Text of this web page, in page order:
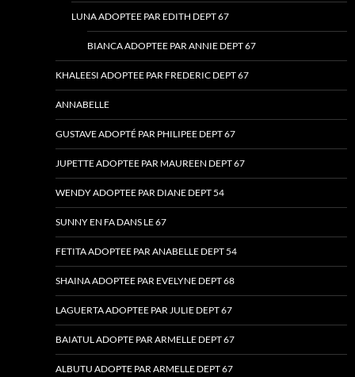
LUNA ADOPTEE PAR EDITH DEPT 67
BIANCA ADOPTEE PAR ANNIE DEPT 67
KHALEESI ADOPTEE PAR FREDERIC DEPT 67
ANNABELLE
GUSTAVE ADOPTÉ PAR PHILIPEE DEPT 67
JUPETTE ADOPTEE PAR MAUREEN DEPT 67
WENDY ADOPTEE PAR DIANE DEPT 54
SUNNY EN FA DANS LE 67
FETITA ADOPTEE PAR ANABELLE DEPT 54
SHAINA ADOPTEE PAR EVELYNE DEPT 68
LAGUERTA ADOPTEE PAR JULIE DEPT 67
BAIATUL ADOPTE PAR ARMELLE DEPT 67
ALBUTU ADOPTE PAR ARMELLE DEPT 67